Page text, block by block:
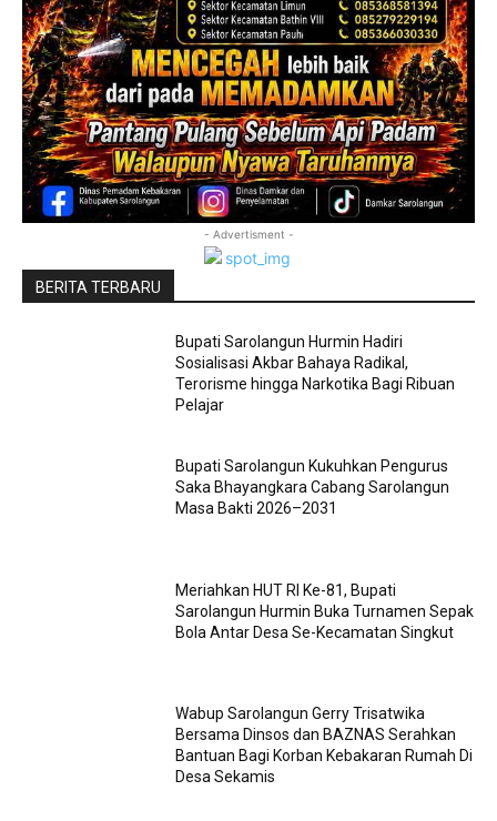
- Advertisment -
BERITA TERBARU
Bupati Sarolangun Hurmin Hadiri
Sosialisasi Akbar Bahaya Radikal,
Terorisme hingga Narkotika Bagi Ribuan
Pelajar
Bupati Sarolangun Kukuhkan Pengurus
Saka Bhayangkara Cabang Sarolangun
Masa Bakti 2026–2031
Meriahkan HUT RI Ke-81, Bupati
Sarolangun Hurmin Buka Turnamen Sepak
Bola Antar Desa Se-Kecamatan Singkut
Wabup Sarolangun Gerry Trisatwika
Bersama Dinsos dan BAZNAS Serahkan
Bantuan Bagi Korban Kebakaran Rumah Di
Desa Sekamis